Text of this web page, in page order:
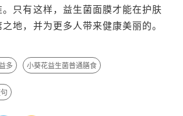
只有这样，益生菌面膜才能在护肤
地，并为更多人带来健康美丽的。
多 小葵花益生菌普通膳食